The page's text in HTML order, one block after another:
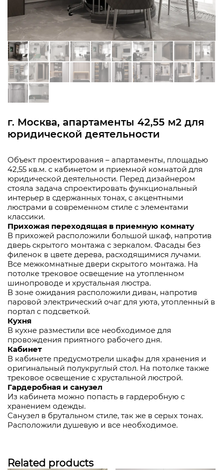
г. Москва, апартаменты 42,55 м2 для
юридической деятельности
Объект проектирования – апартаменты, площадью
42,55 кв.м. с кабинетом и приемной комнатой для
юридической деятельности. Перед дизайнером
стояла задача спроектировать функциональный
интерьер в сдержанных тонах, с акцентными
люстрами в современном стиле с элементами
классики.
Прихожая переходящая в приемную комнату
В прихожей расположили большой шкаф, напротив
дверь скрытого монтажа с зеркалом. Фасады без
филенок в цвете дерева, расходящимися лучами.
Все межкомнатные двери скрытого монтажа. На
потолке трековое освещение на утопленном
шинопроводе и хрустальная люстра.
В зоне ожидания расположили диван, напротив
паровой электрический очаг для уюта, утопленный в
портал с подсветкой.
Кухня
В кухне разместили все необходимое для
провождения приятного рабочего дня.
Кабинет
В кабинете предусмотрели шкафы для хранения и
оригинальный полукруглый стол. На потолке также
трековое освещение с хрустальной люстрой.
Гардеробная и санузел
Из кабинета можно попасть в гардеробную с
хранением одежды.
Санузел в брутальном стиле, так же в серых тонах.
Расположили душевую и все необходимое.
Related products